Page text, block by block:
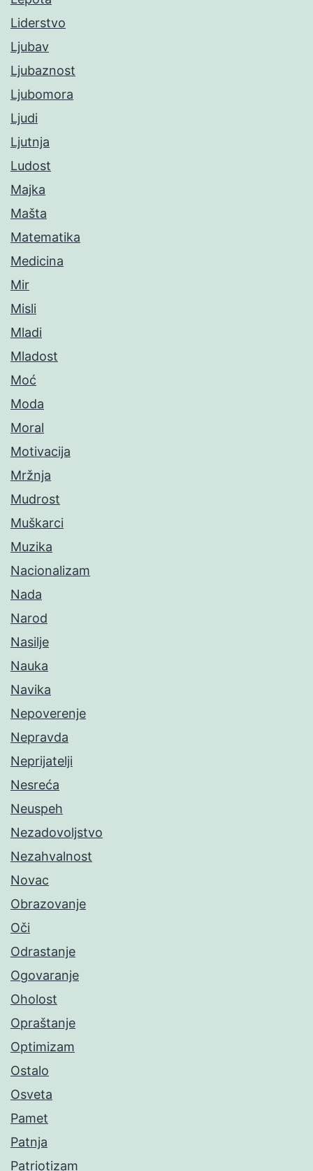
Liderstvo
Ljubav
Ljubaznost
Ljubomora
Ljudi
Ljutnja
Ludost
Majka
Mašta
Matematika
Medicina
Mir
Misli
Mladi
Mladost
Moć
Moda
Moral
Motivacija
Mržnja
Mudrost
Muškarci
Muzika
Nacionalizam
Nada
Narod
Nasilje
Nauka
Navika
Nepoverenje
Nepravda
Neprijatelji
Nesreća
Neuspeh
Nezadovoljstvo
Nezahvalnost
Novac
Obrazovanje
Oči
Odrastanje
Ogovaranje
Oholost
Opraštanje
Optimizam
Ostalo
Osveta
Pamet
Patnja
Patriotizam